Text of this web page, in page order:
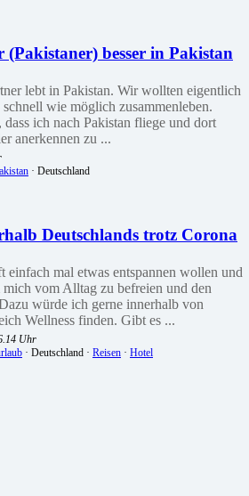
besser in Pakistan
lebt in Pakistan. Wir wollten eigentlich
schnell wie möglich zusammenleben.
ich nach Pakistan fliege und dort
anerkennen zu ...
· Deutschland
Deutschlands trotz Corona
mal etwas entspannen wollen und
vom Alltag zu befreien und den
würde ich gerne innerhalb von
Wellness finden. Gibt es ...
Uhr
· Deutschland · Reisen · Hotel